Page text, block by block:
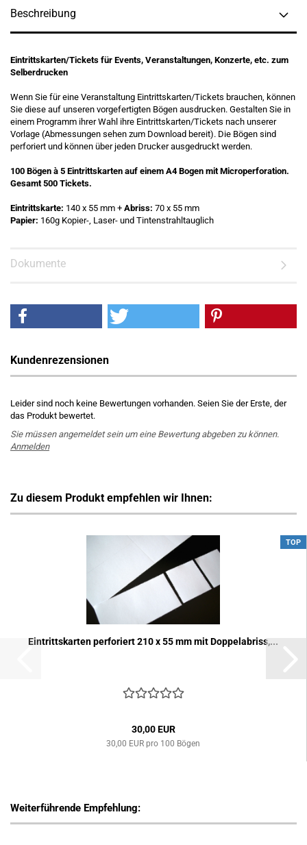
Beschreibung
Eintrittskarten/Tickets für Events, Veranstaltungen, Konzerte, etc. zum
Selberdrucken
Wenn Sie für eine Veranstaltung Eintrittskarten/Tickets brauchen, können
Sie diese auf unseren vorgefertigten Bögen ausdrucken. Gestalten Sie in
einem Programm ihrer Wahl ihre Eintrittskarten/Tickets nach unserer
Vorlage (Abmessungen sehen zum Download bereit). Die Bögen sind
perforiert und können über jeden Drucker ausgedruckt werden.
100 Bögen à 5 Eintrittskarten auf einem A4 Bogen mit Microperforation.
Gesamt 500 Tickets.
Eintrittskarte: 140 x 55 mm + Abriss: 70 x 55 mm
Papier: 160g Kopier-, Laser- und Tintenstrahltauglich
Dokumente
Kundenrezensionen
Leider sind noch keine Bewertungen vorhanden. Seien Sie der Erste, der
das Produkt bewertet.
Sie müssen angemeldet sein um eine Bewertung abgeben zu können.
Anmelden
Zu diesem Produkt empfehlen wir Ihnen:
TOP
Ein­tritts­kar­ten per­fo­riert 210 x 55 mm mit Dop­pel­ab­riss,...
30,00 EUR
30,00 EUR pro 100 Bögen
Weiterführende Empfehlung: